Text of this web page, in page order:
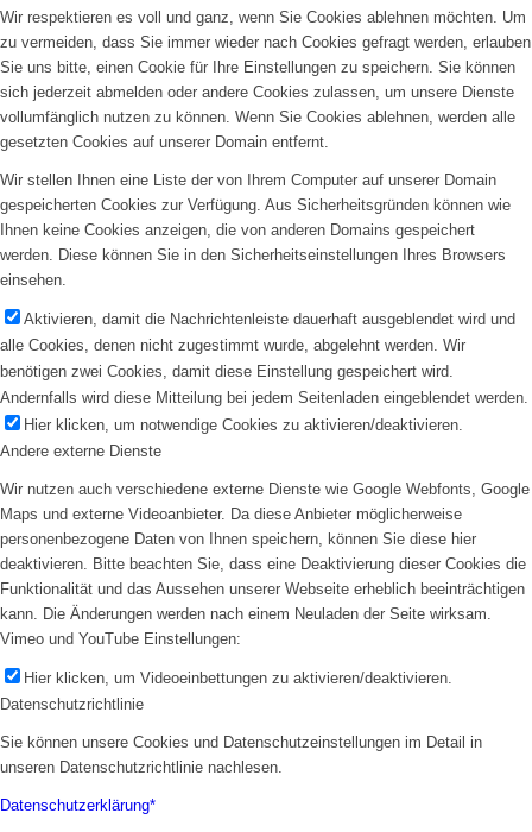
Wir respektieren es voll und ganz, wenn Sie Cookies ablehnen möchten. Um
zu vermeiden, dass Sie immer wieder nach Cookies gefragt werden, erlauben
Sie uns bitte, einen Cookie für Ihre Einstellungen zu speichern. Sie können
sich jederzeit abmelden oder andere Cookies zulassen, um unsere Dienste
vollumfänglich nutzen zu können. Wenn Sie Cookies ablehnen, werden alle
gesetzten Cookies auf unserer Domain entfernt.
Wir stellen Ihnen eine Liste der von Ihrem Computer auf unserer Domain
gespeicherten Cookies zur Verfügung. Aus Sicherheitsgründen können wie
Ihnen keine Cookies anzeigen, die von anderen Domains gespeichert
werden. Diese können Sie in den Sicherheitseinstellungen Ihres Browsers
einsehen.
Aktivieren, damit die Nachrichtenleiste dauerhaft ausgeblendet wird und
alle Cookies, denen nicht zugestimmt wurde, abgelehnt werden. Wir
benötigen zwei Cookies, damit diese Einstellung gespeichert wird.
Andernfalls wird diese Mitteilung bei jedem Seitenladen eingeblendet werden.
Hier klicken, um notwendige Cookies zu aktivieren/deaktivieren.
Andere externe Dienste
Wir nutzen auch verschiedene externe Dienste wie Google Webfonts, Google
Maps und externe Videoanbieter. Da diese Anbieter möglicherweise
personenbezogene Daten von Ihnen speichern, können Sie diese hier
deaktivieren. Bitte beachten Sie, dass eine Deaktivierung dieser Cookies die
Funktionalität und das Aussehen unserer Webseite erheblich beeinträchtigen
kann. Die Änderungen werden nach einem Neuladen der Seite wirksam.
Vimeo und YouTube Einstellungen:
Hier klicken, um Videoeinbettungen zu aktivieren/deaktivieren.
Datenschutzrichtlinie
Sie können unsere Cookies und Datenschutzeinstellungen im Detail in
unseren Datenschutzrichtlinie nachlesen.
Datenschutzerklärung*